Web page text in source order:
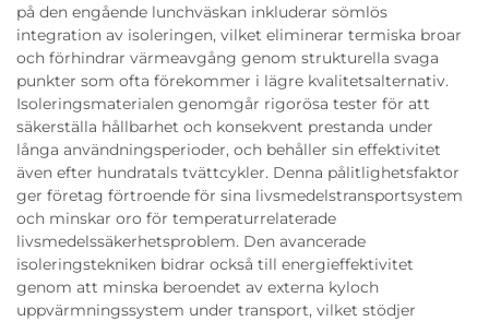
på den engående lunchväskan inkluderar sömlös
integration av isoleringen, vilket eliminerar termiska broar
och förhindrar värmeavgång genom strukturella svaga
punkter som ofta förekommer i lägre kvalitetsalternativ.
Isoleringsmaterialen genomgår rigorösa tester för att
säkerställa hållbarhet och konsekvent prestanda under
långa användningsperioder, och behåller sin effektivitet
även efter hundratals tvättcykler. Denna pålitlighetsfaktor
ger företag förtroende för sina livsmedelstransportsystem
och minskar oro för temperaturrelaterade
livsmedelssäkerhetsproblem. Den avancerade
isoleringstekniken bidrar också till energieffektivitet
genom att minska beroendet av externa kyloch
uppvärmningssystem under transport, vilket stödjer